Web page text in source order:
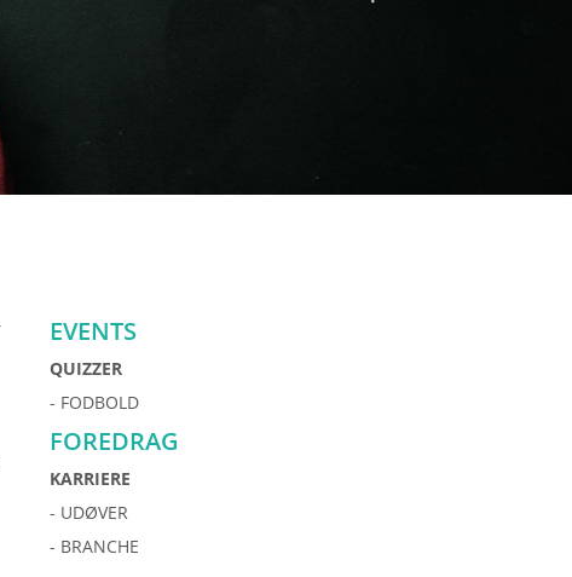
EVENTS
QUIZZER
- FODBOLD
FOREDRAG
KARRIERE
- UDØVER
- BRANCHE